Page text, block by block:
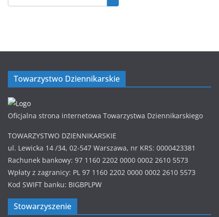
Towarzystwo Dziennikarskie
Oficjalna strona internetowa Towarzystwa Dziennikarskiego
TOWARZYSTWO DZIENNIKARSKIE
ul. Lewicka 14 /34, 02-547 Warszawa, nr KRS: 0000423381
Rachunek bankowy: 97 1160 2202 0000 0002 2610 5573
Wpłaty z zagranicy: PL 97 1160 2202 0000 0002 2610 5573
Kod SWIFT banku: BIGBPLPW
Stowarzyszenie